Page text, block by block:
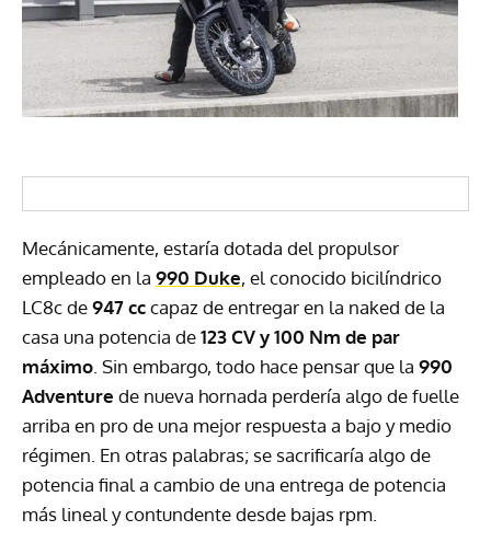
Mecánicamente, estaría dotada del propulsor
empleado en la 990 Duke, el conocido bicilíndrico
LC8c de947 cccapaz de entregar en la naked de la
casa una potencia de123 CV y 100 Nm de par
máximo . Sin embargo, todo hace pensar que la 990
Adventure de nueva hornada perdería algo de fuelle
arriba en pro de una mejor respuesta a bajo y medio
régimen. En otras palabras; se sacrificaría algo de
potencia final a cambio de una entrega de potencia
más lineal y contundente desde bajas rpm.